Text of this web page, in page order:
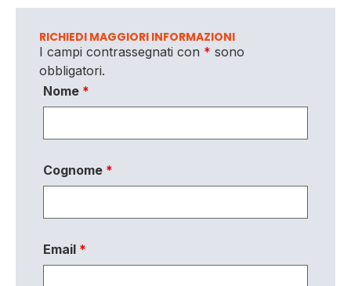
RICHIEDI MAGGIORI INFORMAZIONI
I campi contrassegnati con * sono
obbligatori.
Nome *
Cognome *
Email *